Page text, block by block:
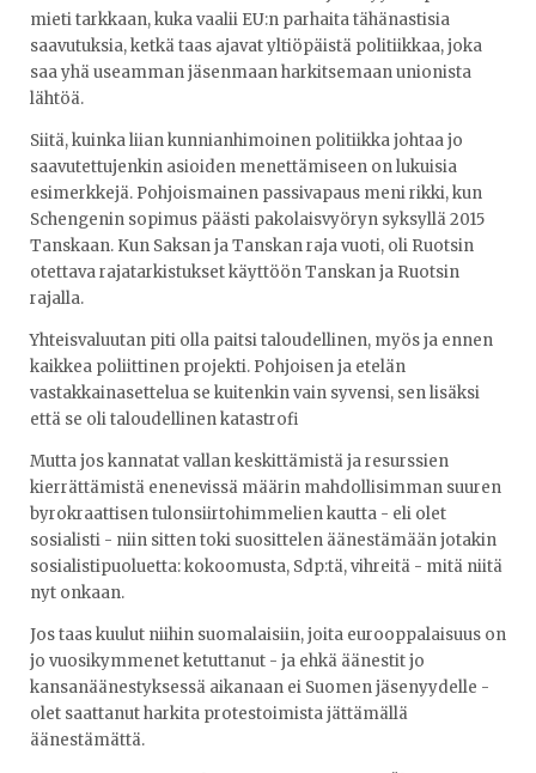
mieti tarkkaan, kuka vaalii EU:n parhaita tähänastisia
saavutuksia, ketkä taas ajavat yltiöpäistä politiikkaa, joka
saa yhä useamman jäsenmaan harkitsemaan unionista
lähtöä.
Siitä, kuinka liian kunnianhimoinen politiikka johtaa jo
saavutettujenkin asioiden menettämiseen on lukuisia
esimerkkejä. Pohjoismainen passivapaus meni rikki, kun
Schengenin sopimus päästi pakolaisvyöryn syksyllä 2015
Tanskaan. Kun Saksan ja Tanskan raja vuoti, oli Ruotsin
otettava rajatarkistukset käyttöön Tanskan ja Ruotsin
rajalla.
Yhteisvaluutan piti olla paitsi taloudellinen, myös ja ennen
kaikkea poliittinen projekti. Pohjoisen ja etelän
vastakkainasettelua se kuitenkin vain syvensi, sen lisäksi
että se oli taloudellinen katastrofi
Mutta jos kannatat vallan keskittämistä ja resurssien
kierrättämistä enenevissä määrin mahdollisimman suuren
byrokraattisen tulonsiirtohimmelien kautta - eli olet
sosialisti - niin sitten toki suosittelen äänestämään jotakin
sosialistipuoluetta: kokoomusta, Sdp:tä, vihreitä - mitä niitä
nyt onkaan.
Jos taas kuulut niihin suomalaisiin, joita eurooppalaisuus on
jo vuosikymmenet ketuttanut - ja ehkä äänestit jo
kansanäänestyksessä aikanaan ei Suomen jäsenyydelle -
olet saattanut harkita protestoimista jättämällä
äänestämättä.